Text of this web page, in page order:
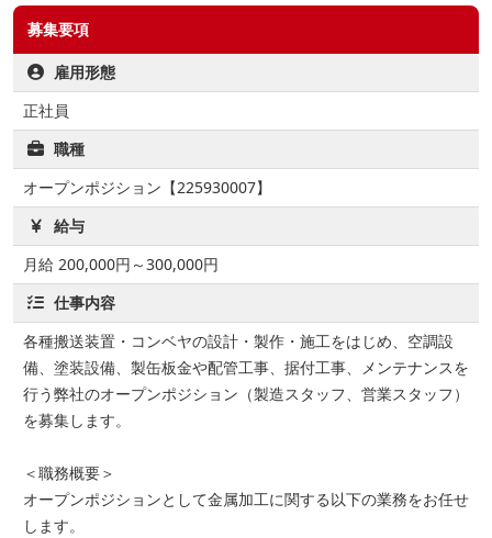
募集要項
雇用形態
正社員
職種
オープンポジション【225930007】
給与
月給 200,000円～300,000円
仕事内容
各種搬送装置・コンベヤの設計・製作・施工をはじめ、空調設
備、塗装設備、製缶板金や配管工事、据付工事、メンテナンスを
行う弊社のオープンポジション（製造スタッフ、営業スタッフ）
を募集します。
＜職務概要＞
オープンポジションとして金属加工に関する以下の業務をお任せ
します。